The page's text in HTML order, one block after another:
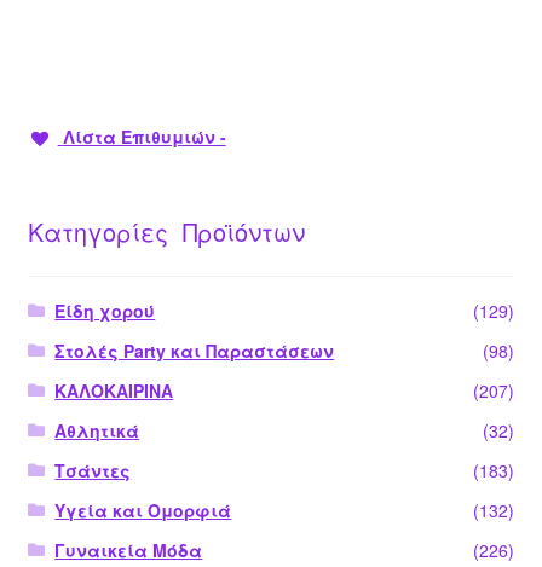
Λίστα Επιθυμιών -
Κατηγορίες Προϊόντων
Είδη χορού
(129)
Στολές Party και Παραστάσεων
(98)
ΚΑΛΟΚΑΙΡΙΝΑ
(207)
Αθλητικά
(32)
Τσάντες
(183)
Υγεία και Ομορφιά
(132)
Γυναικεία Μόδα
(226)